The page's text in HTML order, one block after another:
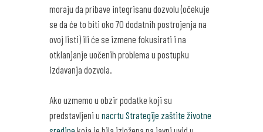
moraju da pribave integrisanu dozvolu (očekuje
se da će to biti oko 70 dodatnih postrojenja na
ovoj listi) ili će se izmene fokusirati i na
otklanjanje uočenih problema u postupku
izdavanja dozvola.
Ako uzmemo u obzir podatke koji su
predstavljeni u nacrtu Strategije zaštite životne